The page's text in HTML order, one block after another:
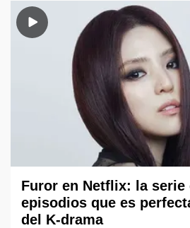
Furor en Netflix: la serie
episodios que es
del K-drama